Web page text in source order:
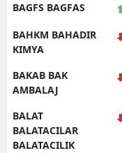
BAGFS BAGFAS
BAHKM BAHADIR
KIMYA
BAKAB BAK
AMBALAJ
BALAT
BALATACILAR
BALATACILIK